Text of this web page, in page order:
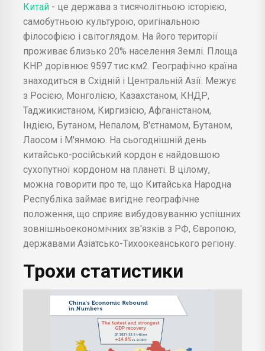
Китай - це держава з тисячолітньою історією,
самобутньою культурою, оригінальною
філософією і світоглядом. На його території
проживає близько 20% населення Землі. Площа
КНР дорівнює 9597 тис.км2. Географічно країна
знаходиться в Східній і Центральній Азії. Межує
з Росією, Монголією, Казахстаном, КНДР,
Таджикистаном, Киргизією, Афганістаном,
Індією, Бутаном, Непалом, В'єтнамом, Бутаном,
Лаосом і М'янмою. На сьогоднішній день
китайсько-російський кордон є найдовшою
сухопутної кордоном на планеті. В цілому,
можна говорити про те, що Китайська Народна
Республіка займає вигідне географічне
положення, що сприяє вибудовуванню успішних
зовнішньоекономічних зв'язків з РФ, Європою,
державами Азіатсько-Тихоокеанського регіону.
Трохи статистики